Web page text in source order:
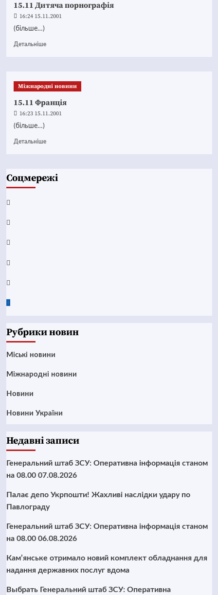
15.11 Дитяча порнографія
16:24 15.11.2001
(більше…)
Детальніше
Міжнародні новини
15.11 Франція
16:23 15.11.2001
(більше…)
Детальніше
Соцмережі
Facebook
YouTube
Telegram
Instagram
Twitter
Google
Рубрики новин
Mіські новини
Міжнародні новини
Новини
Новини України
Недавні записи
Генеральний штаб ЗСУ: Оперативна інформація станом
на 08.00 07.08.2026
Палає депо Укрпошти! Жахливі наслідки удару по
Павлограду
Генеральний штаб ЗСУ: Оперативна інформація станом
на 08.00 06.08.2026
Кам’янське отримало новий комплект обладнання для
надання державних послуг вдома
Выбрать Генеральний штаб ЗСУ: Оперативна